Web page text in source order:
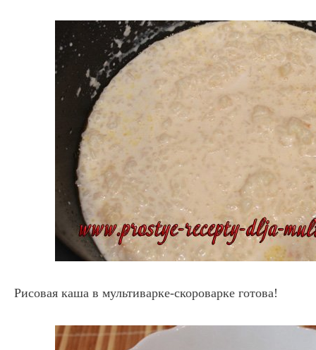
Рисовая каша в мультиварке-скороварке готова!